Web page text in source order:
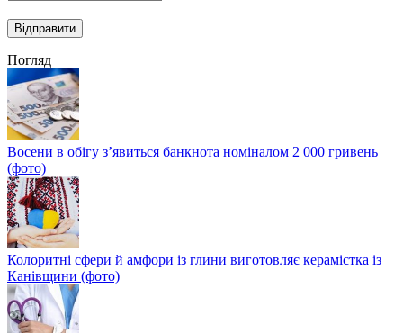
Погляд
Восени в обігу з’явиться банкнота номіналом 2 000 гривень
(фото)
Колоритні сфери й амфори із глини виготовляє керамістка із
Канівщини (фото)